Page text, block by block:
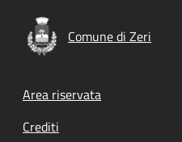
Comune di Zeri
Footer menu
Area riservata
Crediti